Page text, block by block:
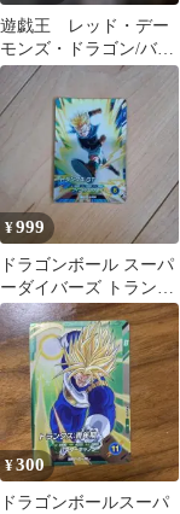
遊戯王 レッド・デー
モンズ・ドラゴン/バス
ター レリーフ 3枚
¥999
ドラゴンボール スーパ
ーダイバーズ トランク
ス:GT
¥300
ドラゴンボールスーパ